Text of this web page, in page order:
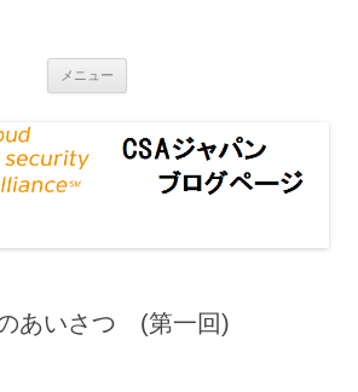
メニュー
あいさつ (第一回)